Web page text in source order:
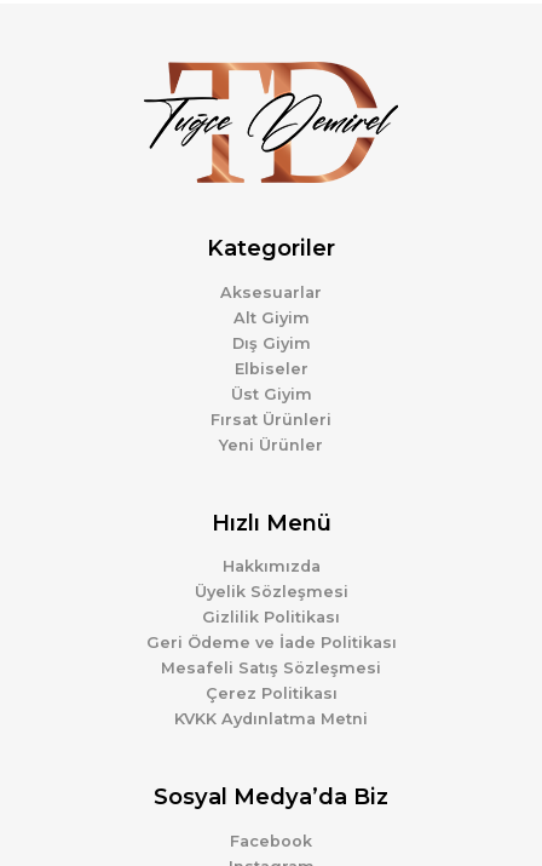
Kategoriler
Aksesuarlar
Alt Giyim
Dış Giyim
Elbiseler
Üst Giyim
Fırsat Ürünleri
Yeni Ürünler
Hızlı Menü
Hakkımızda
Üyelik Sözleşmesi
Gizlilik Politikası
Geri Ödeme ve İade Politikası
Mesafeli Satış Sözleşmesi
Çerez Politikası
KVKK Aydınlatma Metni
Sosyal Medya’da Biz
Facebook